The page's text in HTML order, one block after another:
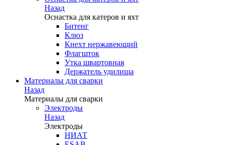
Назад
Оснастка для катеров и яхт
Битенг
Клюз
Кнехт нержавеющий
Флагшток
Утка швартовная
Держатель удилища
Материалы для сварки
Назад
Материалы для сварки
Электроды
Назад
Электроды
НИАТ